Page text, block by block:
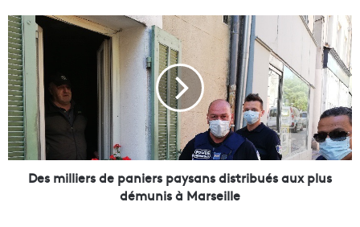
R
e
n
a
u
d
M
u
s
D
e
s
m
i
l
l
i
e
Des milliers de paniers paysans distribués aux plus
démunis à Marseille